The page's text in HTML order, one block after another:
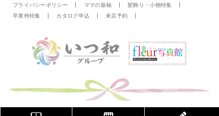
プライバシーポリシー
ママの振袖
髪飾り・小物特集
卒業袴特集
カタログ申込 来店予約